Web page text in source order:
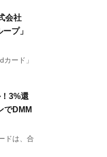
会社
プ」
ード」
3%還
でDMM
ドは、合